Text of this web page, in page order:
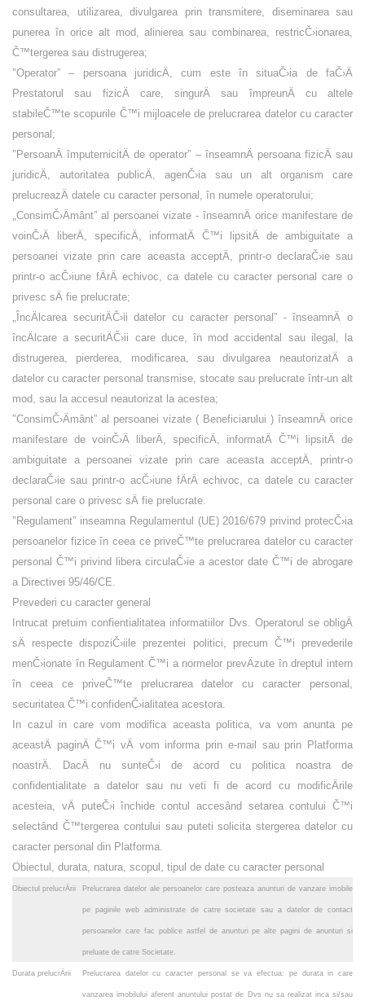
consultarea, utilizarea, divulgarea prin transmitere, diseminarea sau
punerea în orice alt mod, alinierea sau combinarea, restricČ›ionarea,
Č™tergerea sau distrugerea;
”Operator” – persoana juridicÄ, cum este în situaČ›ia de faČ›Ä
Prestatorul sau fizicÄ care, singurÄ sau împreunÄ cu altele
stabileČ™te scopurile Č™i mijloacele de prelucrarea datelor cu caracter
personal;
” PersoanÄ împuternicitÄ de operator” – înseamnÄ persoana fizicÄ sau
juridicÄ, autoritatea publicÄ, agenČ›ia sau un alt organism care
prelucreazÄ datele cu caracter personal, în numele operatorului;
ConsimČ›Ämânt” al persoanei vizate - înseamnÄ orice manifestare de
voinČ›Ä liberÄ, specificÄ, informatÄ Č™i lipsitÄ de ambiguitate a
persoanei vizate prin care aceasta acceptÄ, printr-o declaraČ›ie sau
printr-o acČ›iune fÄrÄ echivoc, ca datele cu caracter personal care o
privesc sÄ fie prelucrate;
ÎncÄlcarea securitÄČ›ii datelor cu caracter personal” - înseamnÄ o
încÄlcare a securitÄČ›ii care duce, în mod accidental sau ilegal, la
distrugerea, pierderea, modificarea, sau divulgarea neautorizatÄ a
datelor cu caracter personal transmise, stocate sau prelucrate într-un alt
mod, sau la accesul neautorizat la acestea;
”ConsimČ›Ämânt” al persoanei vizate ( Beneficiarului ) înseamnÄ orice
manifestare de voinČ›Ä liberÄ, specificÄ, informatÄ Č™i lipsitÄ de
ambiguitate a persoanei vizate prin care aceasta acceptÄ, printr-o
declaraČ›ie sau printr-o acČ›iune fÄrÄ echivoc, ca datele cu caracter
personal care o privesc sÄ fie prelucrate.
” Regulament” inseamna Regulamentul (UE) 2016/679 privind protecČ›ia
persoanelor fizice în ceea ce priveČ™te prelucrarea datelor cu caracter
personal Č™i privind libera circulaČ›ie a acestor date Č™i de abrogare
a Directivei 95/46/CE.
Prevederi cu caracter general
Intrucat pretuim confientialitatea informatiilor Dvs. Operatorul se obligÄ
sÄ respecte dispoziČ›iile prezentei politici, precum Č™i prevederile
menČ›ionate în Regulament Č™i a normelor prevÄzute în dreptul intern
în ceea ce priveČ™te prelucrarea datelor cu caracter personal,
securitatea Č™i confidenČ›ialitatea acestora.
In cazul in care vom modifica aceasta politica, va vom anunta pe
aceastÄ paginÄ Č™i vÄ vom informa prin e-mail sau prin Platforma
noastrÄ. DacÄ nu sunteČ›i de acord cu politica noastra de
confidentialitate a datelor sau nu veti fi de acord cu modificÄrile
acesteia, vÄ puteČ›i închide contul accesând setarea contului Č™i
selectând Č™tergerea contului sau puteti solicita stergerea datelor cu
caracter personal din Platforma.
Obiectul, durata, natura, scopul, tipul de date cu caracter personal
Obiectul prelucrÄrii Prelucrarea datelor ale persoanelor care posteaza anunturi de vanzare imobile
pe paginile web administrate de catre societate sau a datelor de contact
persoanelor care fac publice astfel de anunturi pe alte pagini de anunturi si
preluate de catre Societate.
Durata prelucrÄrii Prelucrarea datelor cu caracter personal se va efectua: pe durata in care
vanzarea imobilului aferent anuntului postat de Dvs nu sa realizat inca si/sau